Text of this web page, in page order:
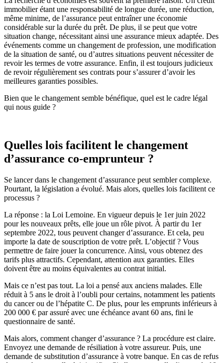
immobilier étant une responsabilité de longue durée, une réduction,
même minime, de l’assurance peut entraîner une économie
considérable sur la durée du prêt. De plus, il se peut que votre
situation change, nécessitant ainsi une assurance mieux adaptée. Des
événements comme un changement de profession, une modification
de la situation de santé, ou d’autres situations peuvent nécessiter de
revoir les termes de votre assurance. Enfin, il est toujours judicieux
de revoir régulièrement ses contrats pour s’assurer d’avoir les
meilleures garanties possibles.
Bien que le changement semble bénéfique, quel est le cadre légal
qui nous guide ?
Quelles lois facilitent le changement
d’assurance co-emprunteur ?
Se lancer dans le changement d’assurance peut sembler complexe.
Pourtant, la législation a évolué. Mais alors, quelles lois facilitent ce
processus ?
La réponse : la Loi Lemoine. En vigueur depuis le 1er juin 2022
pour les nouveaux prêts, elle joue un rôle pivot. À partir du 1er
septembre 2022, tous peuvent changer d’assurance. Et cela, peu
importe la date de souscription de votre prêt. L’objectif ? Vous
permettre de faire jouer la concurrence. Ainsi, vous obtenez des
tarifs plus attractifs. Cependant, attention aux garanties. Elles
doivent être au moins équivalentes au contrat initial.
Mais ce n’est pas tout. La loi a pensé aux anciens malades. Elle
réduit à 5 ans le droit à l’oubli pour certains, notamment les patients
du cancer ou de l’hépatite C. De plus, pour les emprunts inférieurs à
200 000 € par assuré avec une échéance avant 60 ans, fini le
questionnaire de santé.
Mais alors, comment changer d’assurance ? La procédure est claire.
Envoyez une demande de résiliation à votre assureur. Puis, une
demande de substitution d’assurance à votre banque. En cas de refus